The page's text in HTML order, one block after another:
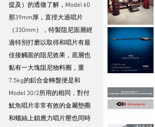
提及）的透徹了解，Model 60
那39mm厚，直徑大過唱片
（330mm），特製阻尼面層經
過特別打磨以取得和唱片有最
佳接觸面的阻尼效果，底層也
黏有一大塊阻尼物料圈，重
7.5kg的鋁合金轉盤便是和
Model 30/2所用的相同，對付
魷魚唱片非常有效的金屬墊圈
和螺絲上鎖應力唱片壓也同時